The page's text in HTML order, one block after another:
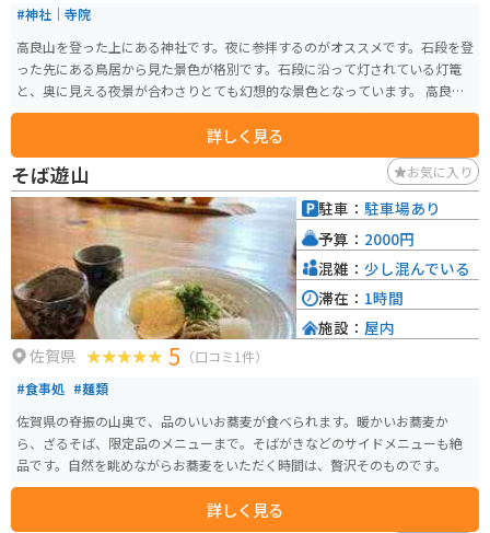
時間：9:00～18:00 * 定休日：年中無休 佐賀県へのツーリングの際には、ぜひ
道の駅 かみみねに立ち寄ってみてください。
#神社｜寺院
高良山を登った上にある神社です。夜に参拝するのがオススメです。石段を登
った先にある鳥居から見た景色が格別です。石段に沿って灯されている灯篭
と、奥に見える夜景が合わさりとても幻想的な景色となっています。 高良山
公園があるので、日中でも楽しめます。昔は走り屋が常に峠攻めをしており
ましたが、現在では道路整備により危険運転ができないようになっています
ので、ゆったりとツーリングができます。
詳しく見る
そば遊山 お気に入り
佐賀県 5 （口コミ1件）
#食事処 #麺類
佐賀県の脊振の山奥で、品のいいお蕎麦が食べられます。暖かいお蕎麦か
ら、ざるそば、限定品のメニューまで。そばがきなどのサイドメニューも絶
品です。自然を眺めながらお蕎麦をいただく時間は、贅沢そのものです。
詳しく見る
駐車： 駐車場あり
予算： 2000円
混雑： 少し混んでいる
滞在： 1時間
施設： 屋内